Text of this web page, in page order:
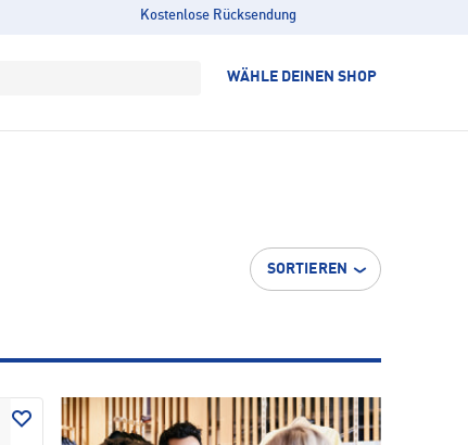
Kostenlose Rücksendung
WÄHLE DEINEN SHOP
SORTIEREN